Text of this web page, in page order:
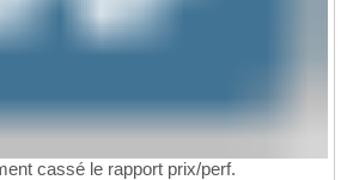
cassé le rapport prix/perf.